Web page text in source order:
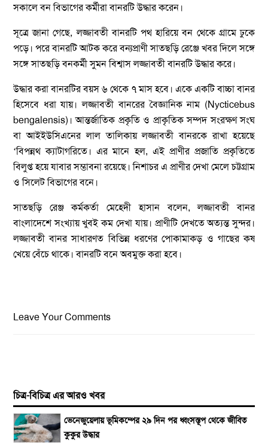
সকালে বন বিভাগের কর্মীরা বানরটি উদ্ধার করেন।
সূত্রে জানা গেছে, লজ্জাবতী বানরটি পথ হারিয়ে বন থেকে গ্রামে ঢুকে
পড়ে। পরে বানরটি আটক করে বন্যপ্রাণী সাতছড়ি রেঞ্জে খবর দিলে সঙ্গে
সঙ্গে সাতছড়ি বনকর্মী সুমন বিশ্বাস লজ্জাবতী বানরটি উদ্ধার করে।
উদ্ধার করা বানরটির বয়স ৬ থেকে ৭ মাস হবে। একে একটি বাচ্চা বানর
হিসেবে ধরা যায়। লজ্জাবতী বানরের বৈজ্ঞানিক নাম (Nycticebus
bengalensis)। আন্তর্জাতিক প্রকৃতি ও প্রাকৃতিক সম্পদ সংরক্ষণ সংঘ
বা আইইউসিএনের লাল তালিকায় লজ্জাবতী বানরকে রাখা হয়েছে
‘বিপন্নথ ক্যাটাগরিতে। এর মানে হল, এই প্রাণীর প্রজাতি প্রকৃতিতে
বিলুপ্ত হয়ে যাবার সম্ভাবনা রয়েছে। নিশাচর এ প্রাণীর দেখা মেলে চট্টগ্রাম
ও সিলেট বিভাগের বনে।
সাতছড়ি রেঞ্জ কর্মকর্তা মেহেদী হাসান বলেন, লজ্জাবতী বানর
বাংলাদেশে সংখ্যায় খুবই কম দেখা যায়। প্রাণীটি দেখতে অত্যন্ত সুন্দর।
লজ্জাবতী বানর সাধারণত বিভিন্ন ধরণের পোকামাকড় ও গাছের কষ
খেয়ে বেঁচে থাকে। বানরটি বনে অবমুক্ত করা হবে।
Leave Your Comments
চিত্র-বিচিত্র এর আরও খবর
ভেনেজুয়েলায় ভূমিকম্পের ২৯ দিন পর ধ্বংসস্তূপ থেকে জীবিত
কুকুর উদ্ধার